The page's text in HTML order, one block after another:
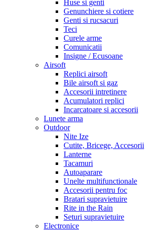
Huse si genti
Genunchiere si cotiere
Genti si rucsacuri
Teci
Curele arme
Comunicatii
Insigne / Ecusoane
Airsoft
Replici airsoft
Bile airsoft si gaz
Accesorii intretinere
Acumulatori replici
Incarcatoare si accesorii
Lunete arma
Outdoor
Nite Ize
Cutite, Bricege, Accesorii
Lanterne
Tacamuri
Autoaparare
Unelte multifunctionale
Accesorii pentru foc
Bratari supravietuire
Rite in the Rain
Seturi supravietuire
Electronice